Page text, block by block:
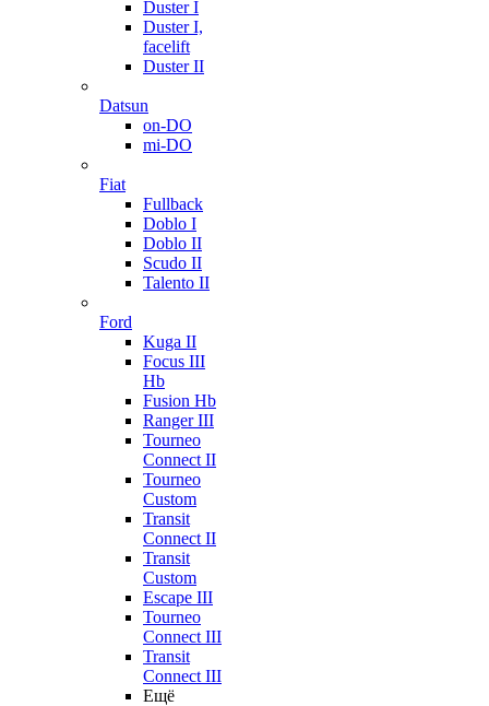
Duster I
Duster I,
facelift
Duster II
Datsun
on-DO
mi-DO
Fiat
Fullback
Doblo I
Doblo II
Scudo II
Talento II
Ford
Kuga II
Focus III
Hb
Fusion Hb
Ranger III
Tourneo
Connect II
Tourneo
Custom
Transit
Connect II
Transit
Custom
Escape III
Tourneo
Connect III
Transit
Connect III
Ещё